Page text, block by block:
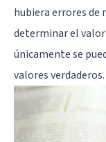
hubiera errores de
determinar el
únicamente se
valores verdaderos.